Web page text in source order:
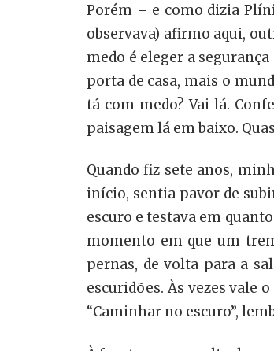
Porém – e como dizia
observava) afirmo aqui,
medo é eleger a
porta de casa, mais o
tá com medo? Vai lá.
paisagem lá em baixo.
Quando fiz sete anos,
início, sentia pavor de
escuro e testava em
momento em que um
pernas, de volta para a
escuridões. Às vezes vale
“Caminhar no escuro”,